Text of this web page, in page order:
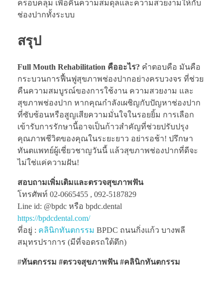
ครอบคลุม เพื่อคืนความสมดุลและความสวยงามให้กับ
ช่องปากทั้งระบบ
สรุป
Full Mouth Rehabilitation คืออะไร? คำตอบคือ มันคือ
กระบวนการฟื้นฟูสุขภาพช่องปากอย่างครบวงจร ที่ช่วย
คืนความสมบูรณ์ของการใช้งาน ความสวยงาม และ
สุขภาพช่องปาก หากคุณกำลังเผชิญกับปัญหาช่องปาก
ที่ซับซ้อนหรือสูญเสียความมั่นใจในรอยยิ้ม การเลือก
เข้ารับการรักษานี้อาจเป็นก้าวสำคัญที่ช่วยปรับปรุง
คุณภาพชีวิตของคุณในระยะยาว อย่ารอช้า! ปรึกษา
ทันตแพทย์ผู้เชี่ยวชาญวันนี้ แล้วสุขภาพช่องปากที่ดีจะ
ไม่ใช่แค่ความฝัน!
สอบถามเพิ่มเติมและตรวจสุขภาพฟัน
โทรศัพท์ 02-0665455 , 092-5187829
Line id: @bpdc หรือ bpdc.dental
https://bpdcdental.com/
ที่อยู่ : คลินิกทันตกรรม BPDC ถนนกิ่งแก้ว บางพลี
สมุทรปราการ (มีที่จอดรถใต้ตึก)
#ทันตกรรม #ตรวจสุขภาพฟัน #คลินิกทันตกรรม